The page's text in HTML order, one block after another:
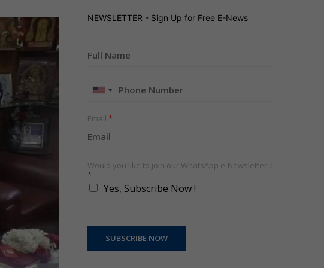
NEWSLETTER - Sign Up for Free E-News
United
+1
Email *
Would you like to join our WhatsApp e-Newsletter ?
*
Yes, Subscribe Now !
SUBSCRIBE NOW